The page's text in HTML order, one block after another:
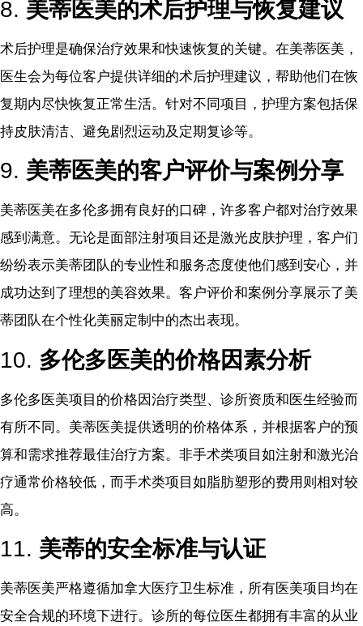
8. 美蒂医美的术后护理与恢复建议
术后护理是确保治疗效果和快速恢复的关键。在美蒂医美，
医生会为每位客户提供详细的术后护理建议，帮助他们在恢
复期内尽快恢复正常生活。针对不同项目，护理方案包括保
持皮肤清洁、避免剧烈运动及定期复诊等。
9. 美蒂医美的客户评价与案例分享
美蒂医美在多伦多拥有良好的口碑，许多客户都对治疗效果
感到满意。无论是面部注射项目还是激光皮肤护理，客户们
纷纷表示美蒂团队的专业性和服务态度使他们感到安心，并
成功达到了理想的美容效果。客户评价和案例分享展示了美
蒂团队在个性化美丽定制中的杰出表现。
10. 多伦多医美的价格因素分析
多伦多医美项目的价格因治疗类型、诊所资质和医生经验而
有所不同。美蒂医美提供透明的价格体系，并根据客户的预
算和需求推荐最佳治疗方案。非手术类项目如注射和激光治
疗通常价格较低，而手术类项目如脂肪塑形的费用则相对较
高。
11. 美蒂的安全标准与认证
美蒂医美严格遵循加拿大医疗卫生标准，所有医美项目均在
安全合规的环境下进行。诊所的每位医生都拥有丰富的从业